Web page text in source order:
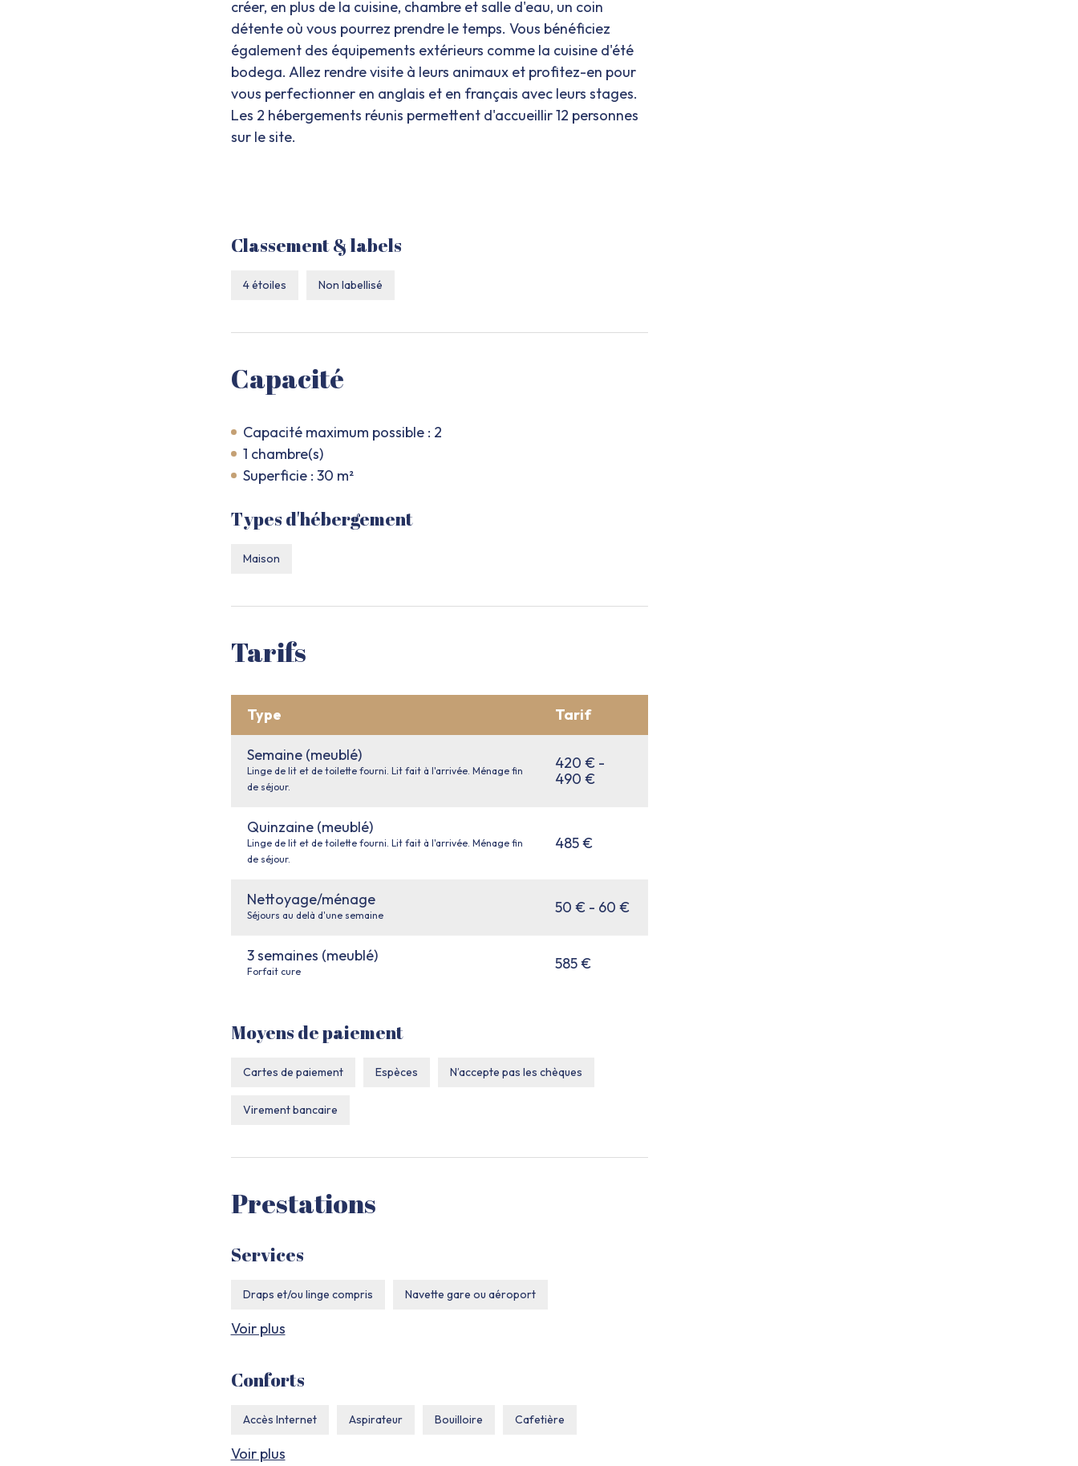
créer, en plus de la cuisine, chambre et salle d'eau, un coin
détente où vous pourrez prendre le temps. Vous bénéficiez
également des équipements extérieurs comme la cuisine d'été
bodega. Allez rendre visite à leurs animaux et profitez-en pour
vous perfectionner en anglais et en français avec leurs stages.
Les 2 hébergements réunis permettent d'accueillir 12 personnes
sur le site.
Classement & labels
4 étoiles Non labellisé
Capacité
Capacité maximum possible : 2
1 chambre(s)
Superficie : 30 m²
Types d'hébergement
Maison
Tarifs
Type Tarif
Semaine (meublé)
Linge de lit et de toilette fourni. Lit fait à l'arrivée. Ménage fin
de séjour.
420 € -
490 €
Quinzaine (meublé)
Linge de lit et de toilette fourni. Lit fait à l'arrivée. Ménage fin
de séjour.
485 €
Nettoyage/ménage
Séjours au delà d'une semaine 50 € - 60 €
3 semaines (meublé)
Forfait cure 585 €
Moyens de paiement
Cartes de paiement Espèces N’accepte pas les chèques
Virement bancaire
Prestations
Services
Draps et/ou linge compris Navette gare ou aéroport
Nettoyage / ménage
Voir plus
Conforts
Accès Internet Aspirateur Bouilloire Cafetière
Chauffage
Voir plus